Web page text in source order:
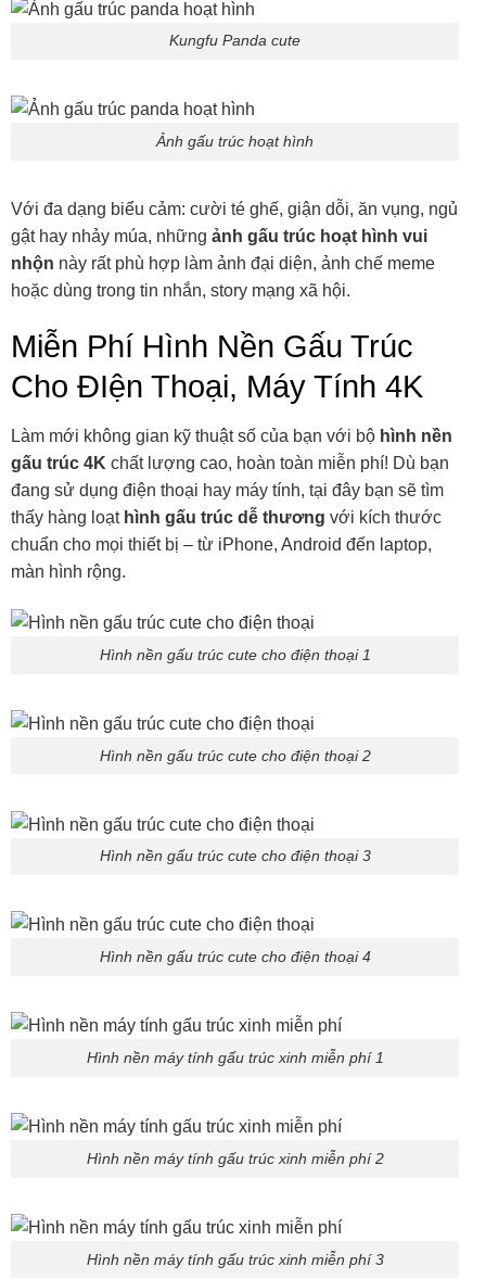
Kungfu Panda cute
Ảnh gấu trúc hoạt hình
Với đa dạng biểu cảm: cười té ghế, giận dỗi, ăn vụng, ngủ
gật hay nhảy múa, những ảnh gấu trúc hoạt hình vui
nhộn này rất phù hợp làm ảnh đại diện, ảnh chế meme
hoặc dùng trong tin nhắn, story mạng xã hội.
Miễn Phí Hình Nền Gấu Trúc
Cho ĐIện Thoại, Máy Tính 4K
Làm mới không gian kỹ thuật số của bạn với bộ hình nền
gấu trúc 4K chất lượng cao, hoàn toàn miễn phí! Dù bạn
đang sử dụng điện thoại hay máy tính, tại đây bạn sẽ tìm
thấy hàng loạt hình gấu trúc dễ thương với kích thước
chuẩn cho mọi thiết bị – từ iPhone, Android đến laptop,
màn hình rộng.
Hình nền gấu trúc cute cho điện thoại 1
Hình nền gấu trúc cute cho điện thoại 2
Hình nền gấu trúc cute cho điện thoại 3
Hình nền gấu trúc cute cho điện thoại 4
Hình nền máy tính gấu trúc xinh miễn phí 1
Hình nền máy tính gấu trúc xinh miễn phí 2
Hình nền máy tính gấu trúc xinh miễn phí 3